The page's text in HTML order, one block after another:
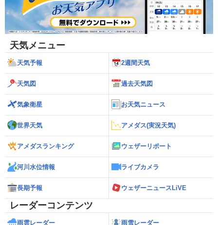
天気メニュー
天気予報 2週間天気
天気図 過去天気図
気象衛星 お天気ニュース
世界天気 アメダス(実況天気)
アメダスランキング ウェザーリポート
河川水位情報 ライブカメラ
長期予報 ウェザーニュースLiVE
レーダーコンテンツ
雨雲レーダー 雨雪レーダー